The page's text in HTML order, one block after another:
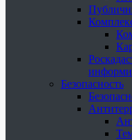
Безопасность